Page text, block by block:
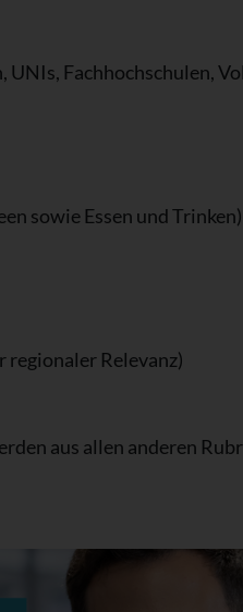
Fachhochschulen,
sowie Essen und Trinken)
Relevanz)
aus allen anderen